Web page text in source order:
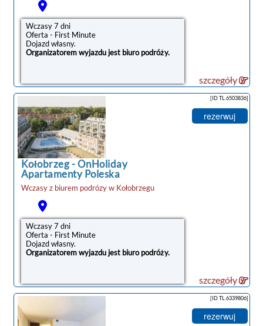
Wczasy 7 dni
Oferta - First Minute
Dojazd własny.
Organizatorem wyjazdu jest biuro podróży.
szczegóły
Kołobrzeg-OnHoliday
Apartamenty Poleska
Wczasy z biurem podrózy w Kołobrzegu
Wczasy 7 dni
Oferta - First Minute
Dojazd własny.
Organizatorem wyjazdu jest biuro podróży.
[ID TL.6503836]
rezerwuj
szczegóły
[ID TL.6339806]
rezerwuj